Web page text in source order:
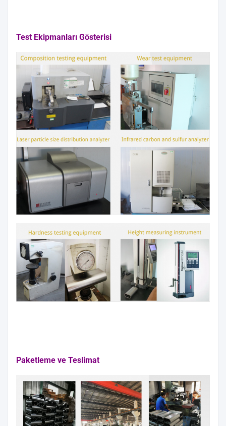
Test Ekipmanları Gösterisi
Paketleme ve Teslimat